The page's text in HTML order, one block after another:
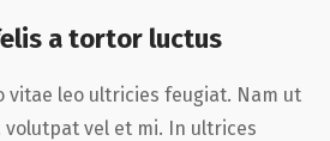
a tortor luctus
vitae leo ultricies feugiat. Nam ut
volutpat vel et mi. In ultrices